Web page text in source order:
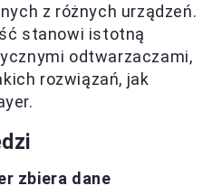
z różnych urządzeń.
stanowi istotną
odtwarzaczami,
rozwiązań, jak
zbiera dane